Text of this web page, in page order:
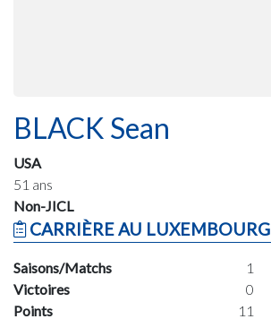
BLACK Sean
USA
51 ans
Non-JICL
CARRIÈRE AU LUXEMBOURG
Saisons/Matchs 1
Victoires
0
Points
11